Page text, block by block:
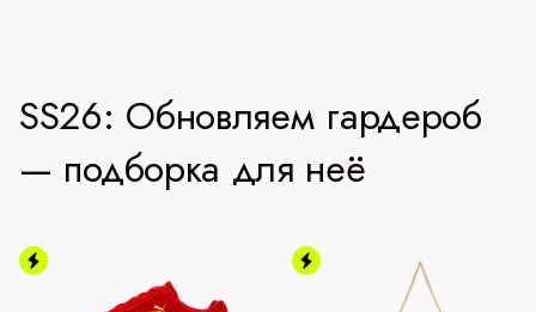
SS26: Обновляем гардероб
— подборка для неё